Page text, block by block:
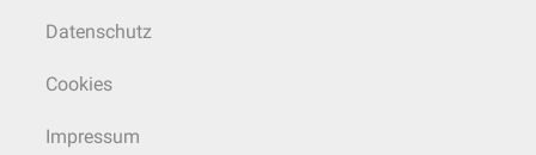
Datenschutz
Cookies
Impressum